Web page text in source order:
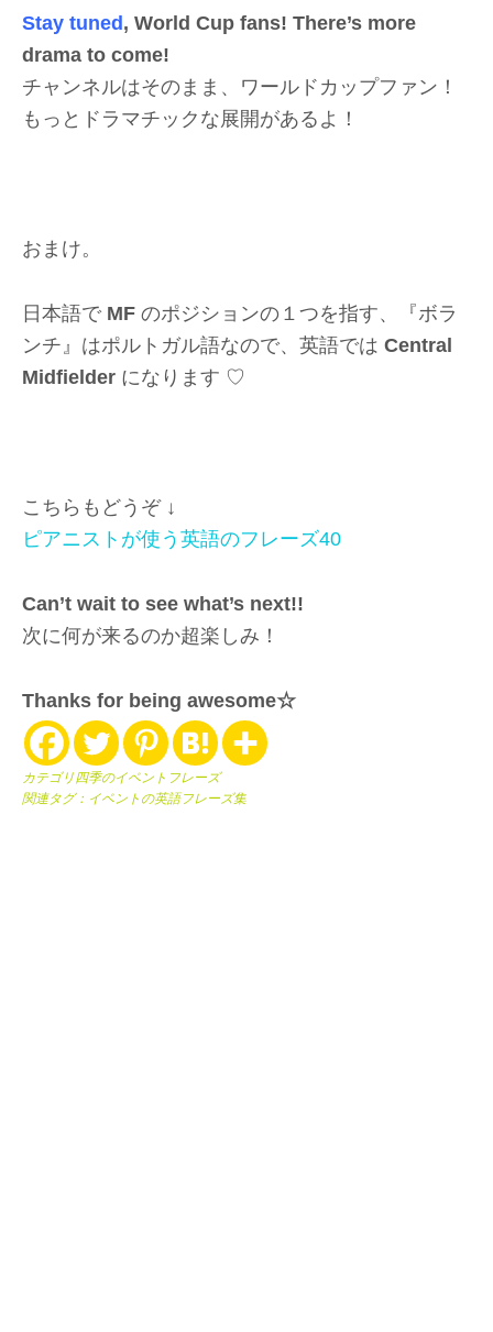
Stay tuned, World Cup fans! There’s more
drama to come!
チャンネルはそのまま、ワールドカップファン！
もっとドラマチックな展開があるよ！
おまけ。
日本語で MF のポジションの１つを指す、『ボラ
ンチ』はポルトガル語なので、英語では Central
Midfielder になります ♡
こちらもどうぞ ↓
ピアニストが使う英語のフレーズ40
Can’t wait to see what’s next!!
次に何が来るのか超楽しみ！
Thanks for being awesome☆
カテゴリ四季のイベントフレーズ
関連タグ： イベントの英語フレーズ集